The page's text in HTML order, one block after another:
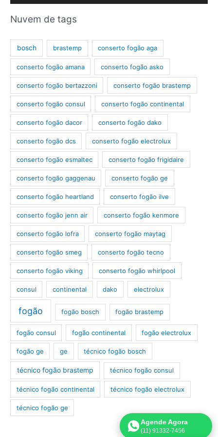
e
v
e
Nuvem de tags
bosch brastemp conserto fogão aga
conserto fogão amana conserto fogão asko
conserto fogão bertazzoni conserto fogão brastemp
conserto fogão consul conserto fogão continental
conserto fogão dacor conserto fogão dako
conserto fogão dcs conserto fogão electrolux
conserto fogão esmaltec conserto fogão frigidaire
conserto fogão gaggenau conserto fogão ge
conserto fogão heartland conserto fogão ilve
conserto fogão jenn air conserto fogão kenmore
conserto fogão lofra conserto fogão maytag
conserto fogão smeg conserto fogão tecno
conserto fogão viking conserto fogão whirlpool
consul continental dako electrolux
fogão fogão bosch fogão brastemp
fogão consul fogão continental fogão electrolux
fogão ge ge técnico fogão bosch
técnico fogão brastemp técnico fogão consul
técnico fogão continental técnico fogão electrolux
técnico fogão ge
Agende Agora
(11) 91332-7456